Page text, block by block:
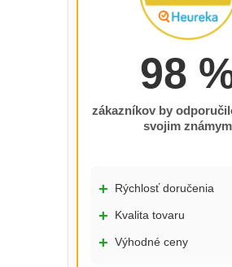
98
zákazníkov by
svojim známym
+ Rýchlosť doručenia
+ Kvalita tovaru
+ Výhodné ceny